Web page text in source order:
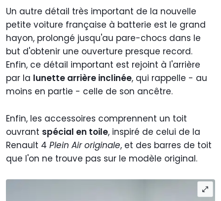
Un autre détail très important de la nouvelle
petite voiture française à batterie est le grand
hayon, prolongé jusqu'au pare-chocs dans le
but d'obtenir une ouverture presque record.
Enfin, ce détail important est rejoint à l'arrière
par la lunette arrière inclinée, qui rappelle - au
moins en partie - celle de son ancêtre.
Enfin, les accessoires comprennent un toit
ouvrant spécial en toile, inspiré de celui de la
Renault 4 Plein Air originale, et des barres de toit
que l'on ne trouve pas sur le modèle original.